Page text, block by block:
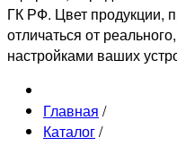
ГК РФ. Цвет продукции,
отличаться от
настройками ваших
Главная /
Каталог/